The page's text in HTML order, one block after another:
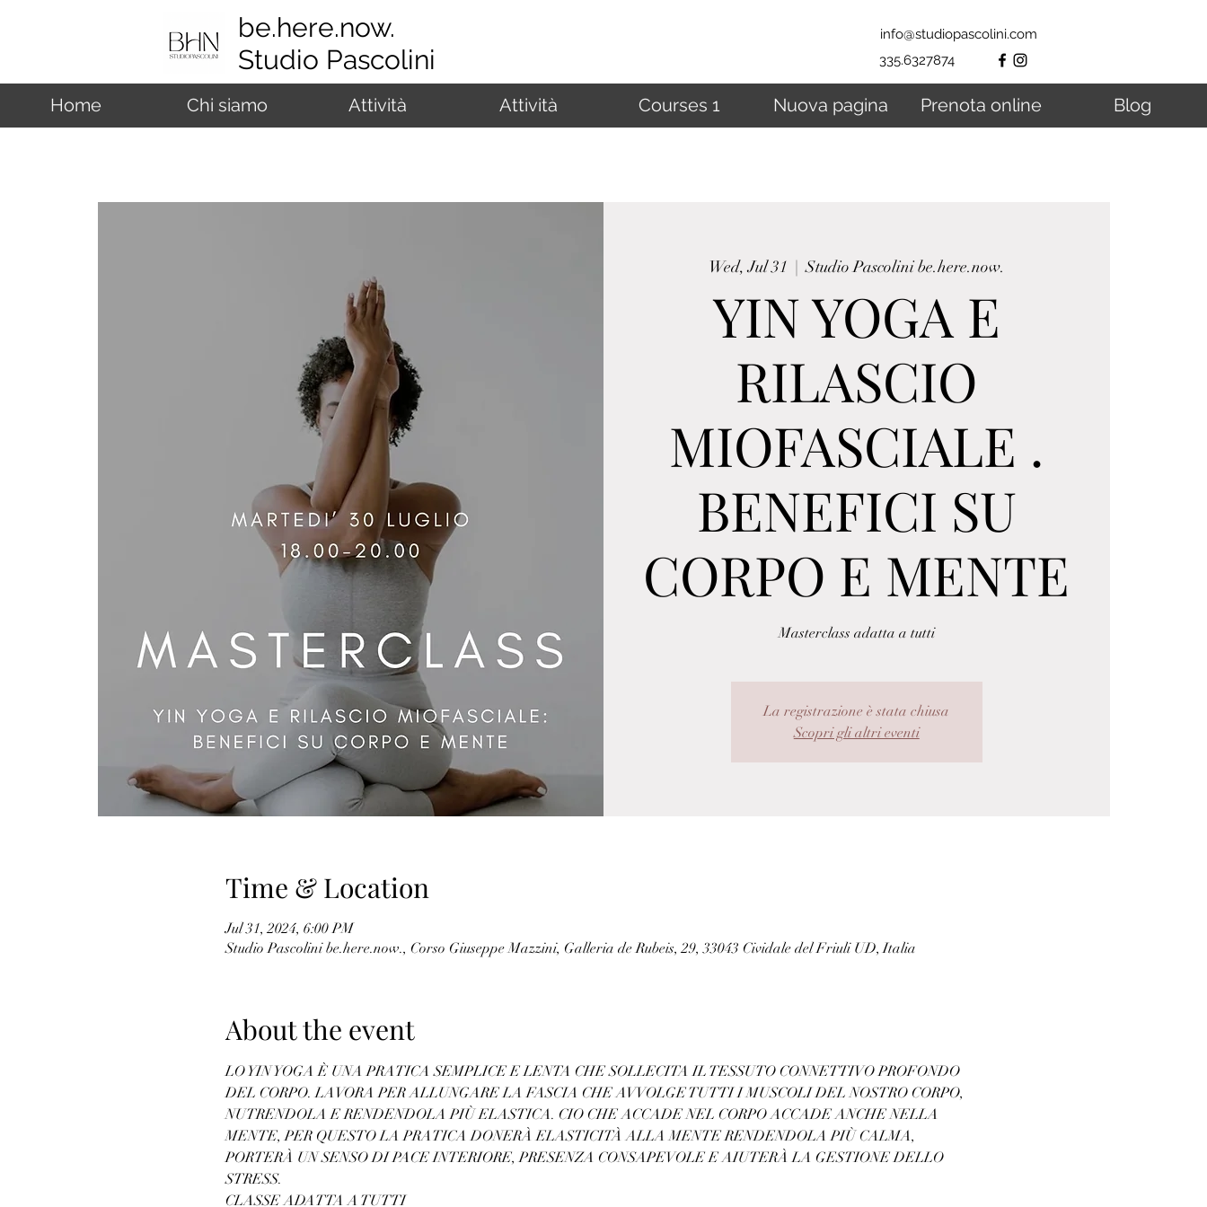
be.here.now.
Studio Pascolini
info@studiopascolini.com
335.6327874
Home Chi siamo Attività Attività Courses 1 Nuova pagina Prenota online Blog
Wed, Jul 31
  |
Studio Pascolini be.here.now.
YIN YOGA E
RILASCIO
MIOFASCIALE .
BENEFICI SU
CORPO E MENTE
Masterclass adatta a tutti
La registrazione è stata chiusa
Scopri gli altri eventi
Time & Location
Jul 31, 2024, 6:00 PM
Studio Pascolini be.here.now., Corso Giuseppe Mazzini, Galleria de Rubeis, 29, 33043 Cividale del Friuli UD, Italia
About the event
LO YIN YOGA È UNA PRATICA SEMPLICE E LENTA CHE SOLLECITA IL TESSUTO CONNETTIVO PROFONDO
DEL CORPO. LAVORA PER ALLUNGARE LA FASCIA CHE AVVOLGE TUTTI I MUSCOLI DEL NOSTRO CORPO,
NUTRENDOLA E RENDENDOLA PIÙ ELASTICA. CIO CHE ACCADE NEL CORPO ACCADE ANCHE NELLA
MENTE, PER QUESTO LA PRATICA DONERÀ ELASTICITÀ ALLA MENTE RENDENDOLA PIÙ CALMA,
PORTERÀ UN SENSO DI PACE INTERIORE, PRESENZA CONSAPEVOLE E AIUTERÀ LA GESTIONE DELLO
STRESS.
CLASSE ADATTA A TUTTI